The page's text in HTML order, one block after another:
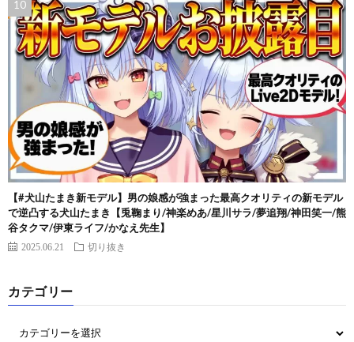
【#犬山たまき新モデル】男の娘感が強まった最高クオリティの新モデル
で逆凸する犬山たまき【兎鞠まり/神楽めあ/星川サラ/夢追翔/神田笑一/熊
谷タクマ/伊東ライフ/かなえ先生】
2025.06.21 切り抜き
カテゴリー